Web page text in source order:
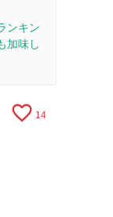
ンキン
加味し
、記事
favorite_border 14